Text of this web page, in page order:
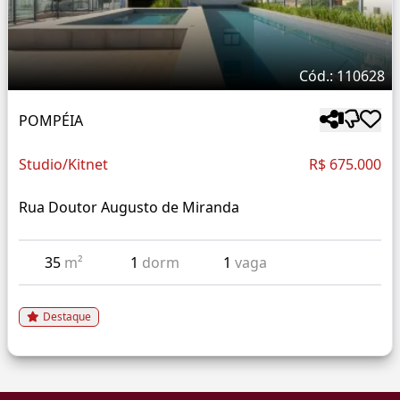
Cód.: 110628
POMPÉIA
Studio/Kitnet R$ 675.000
Rua Doutor Augusto de Miranda
35 m² 1 dorm 1vaga
Destaque